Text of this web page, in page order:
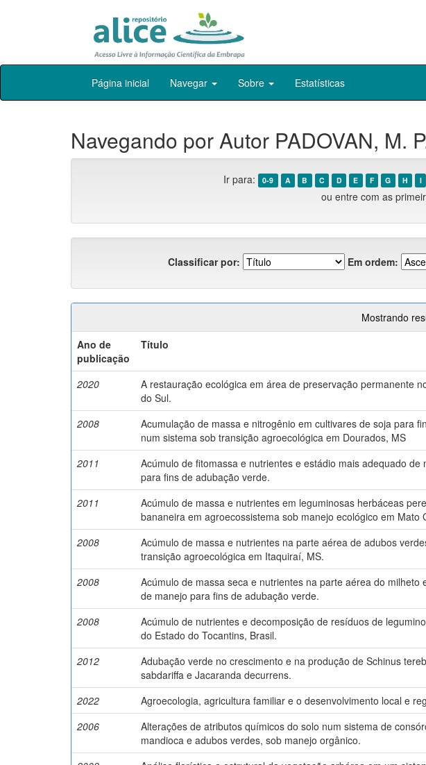
Skip
Página inicial Navegar Sobre Estatísticas
Navegando por Autor PADOVAN, M.
Ir para: 0-9 A B C D E F G H I
ou entre com as
Classificar por: Em ordem:
Mostrando
Ano de
publicação
Título
2020
A restauração ecológica em área de preservação permanente
do Sul.
2008
Acumulação de massa e nitrogênio em cultivares de soja para
num sistema sob transição agroecológica em Dourados, MS
2011
Acúmulo de fitomassa e nutrientes e estádio mais adequado de
para fins de adubação verde.
2011
Acúmulo de massa e nutrientes em leguminosas herbáceas
bananeira em agroecossistema sob manejo ecológico em Mato
2008
Acúmulo de massa e nutrientes na parte aérea de adubos
transição agroecológica em Itaquiraí, MS.
2008
Acúmulo de massa seca e nutrientes na parte aérea do milheto
de manejo para fins de adubação verde.
2008
Acúmulo de nutrientes e decomposição de resíduos de
do Estado do Tocantins, Brasil.
2012
Adubação verde no crescimento e na produção de Schinus
sabdariffa e Jacaranda decurrens.
2022
Agroecologia, agricultura familiar e o desenvolvimento local e
2006
Alterações de atributos químicos do solo num sistema de
mandioca e adubos verdes, sob manejo orgânico.